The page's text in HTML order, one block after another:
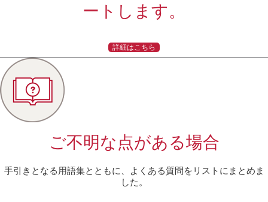
ートします。
詳細はこちら
ご不明な点がある場合
手引きとなる用語集とともに、よくある質問をリストにまとめま
した。